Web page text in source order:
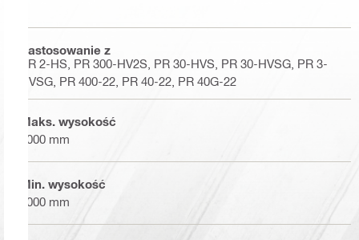
Zastosowanie z
PR 2-HS, PR 300-HV2S, PR 30-HVS, PR 30-HVSG, PR 3-
HVSG, PR 400-22, PR 40-22, PR 40G-22
Maks. wysokość
5000 mm
Min. wysokość
1000 mm